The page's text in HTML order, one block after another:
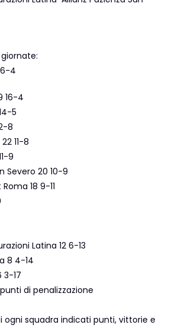
4
16-4
5
8
11-8
9
Severo 20 10-9
18 9-11
Latina 12 6-13
8 4-14
3-17
3 punti di penalizzazione
ogni squadra indicati punti, vittorie e